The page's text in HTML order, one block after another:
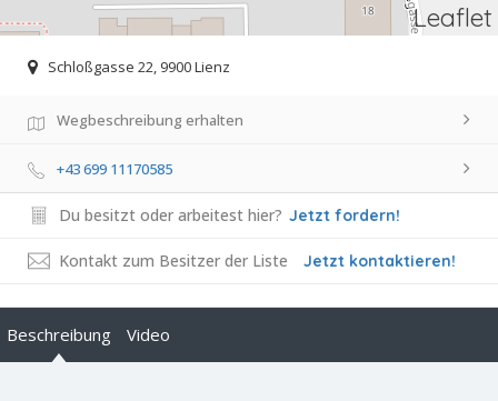
Leaflet
Schloßgasse 22, 9900 Lienz
Wegbeschreibung erhalten
+43 699 11170585
Du besitzt oder arbeitest hier? Jetzt fordern!
Kontakt zum Besitzer der Liste Jetzt kontaktieren!
Beschreibung Video